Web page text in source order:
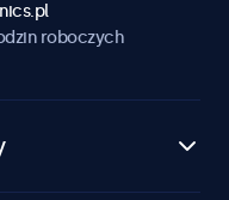
roboczych